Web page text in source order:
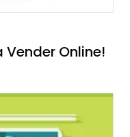
Online!